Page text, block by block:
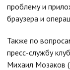
проблему и
браузера и
Также по
пресс-службу
Михаил Мозаков